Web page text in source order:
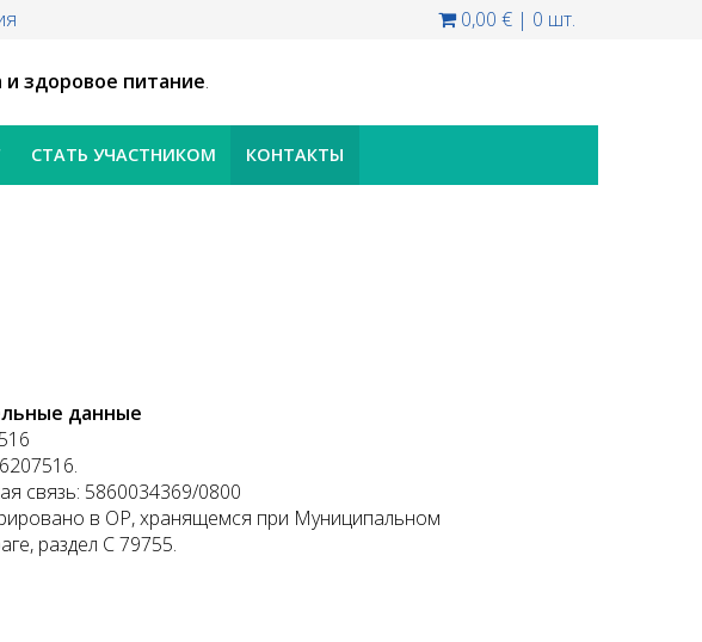
0,00 € | 0 шт.
и здоровое питание.
СТАТЬ УЧАСТНИКОМ КОНТАКТЫ
данные
связь: 5860034369/0800
в ОР, хранящемся при Муниципальном
раздел C 79755.